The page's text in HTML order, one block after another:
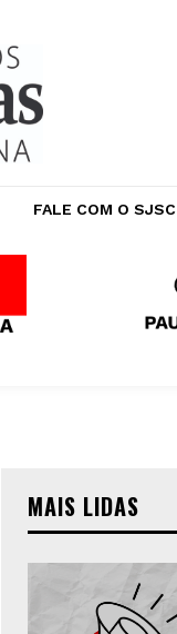
FALE COM O SJSC
MAIS LIDAS